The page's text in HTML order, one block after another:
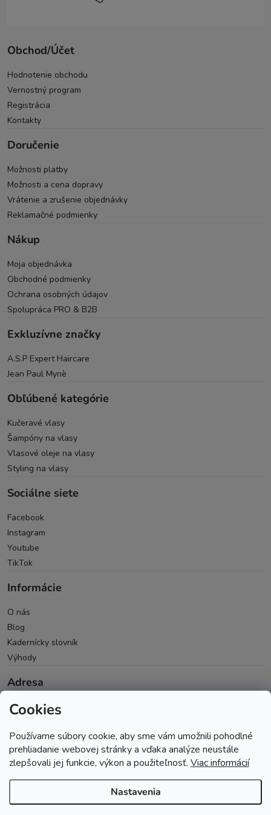
Cookies
Používame súbory cookie, aby sme vám umožnili pohodlné
prehliadanie webovej stránky a vďaka analýze neustále
zlepšovali jej funkcie, výkon a použiteľnosť. Viac informácií
Nastavenia
Obchod/Účet
Hodnotenie obchodu
Vernostný program
Registrácia
Kontakty
Doručenie
Možnosti platby
Možnosti a cena dopravy
Vrátenie a zrušenie objednávky
Reklamačné podmienky
Nákup
Moja objednávka
Obchodné podmienky
Ochrana osobných údajov
Spolupráca PRO & B2B
Exkluzívne značky
A.S.P Expert Haircare
Jean Paul Mynè
Obľúbené kategórie
Kučeravé vlasy
Šampóny na vlasy
Vlasové oleje na vlasy
Styling na vlasy
Sociálne siete
Facebook
Instagram
Youtube
TikTok
Informácie
O nás
Blog
Kadernícky slovník
Výhody
Adresa
Oravická 614/14
Okres Tvrdošín